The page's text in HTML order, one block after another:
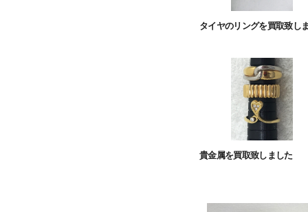
タイヤのリングを買取致し
貴金属を買取致しました